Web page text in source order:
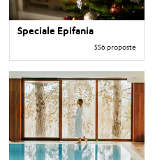
Speciale Epifania
556 proposte